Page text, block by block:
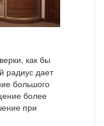
как бы
радиус дает
большого
более
при